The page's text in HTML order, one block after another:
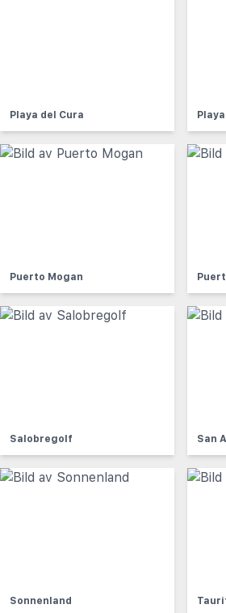
Playa del Cura
Puerto Mogan
Salobregolf San
Sonnenland